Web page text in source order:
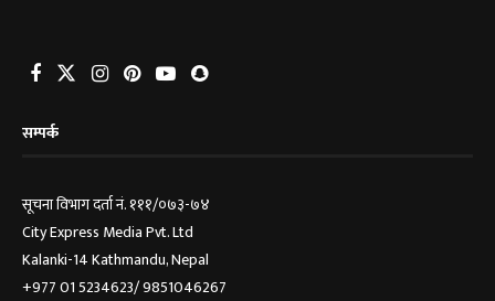
सम्पर्क
सूचना विभाग दर्ता नं. १११/०७३-७४
City Express Media Pvt. Ltd
Kalanki-14 Kathmandu, Nepal
+977 01 5234623/ 9851046267